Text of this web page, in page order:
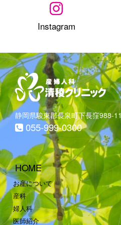
Instagram
静岡県駿東郡長泉町下長窪988-11
055-999-0300
HOME
お産について
産科
婦人科
医師紹介